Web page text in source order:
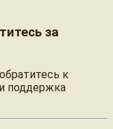
за
к
поддержка